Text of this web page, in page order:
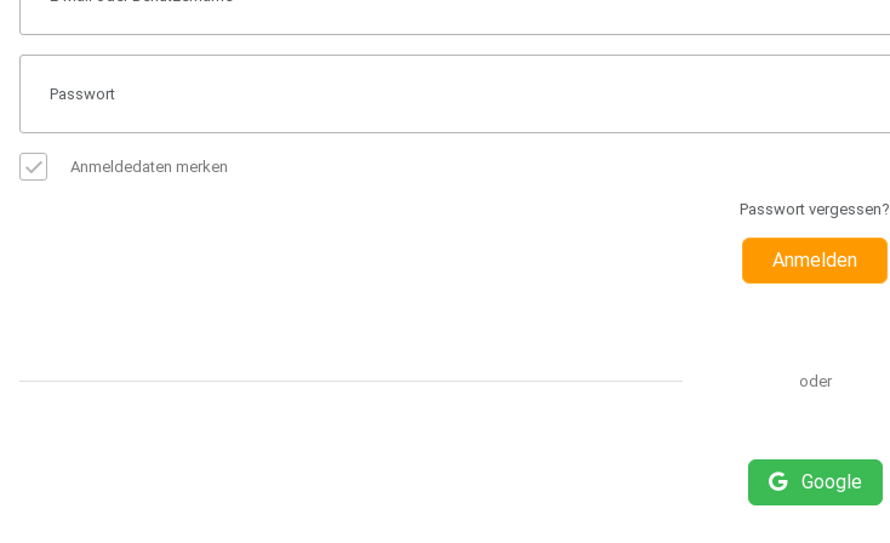
Anmeldedaten merken
Passwort vergessen?
Anmelden
oder
Google